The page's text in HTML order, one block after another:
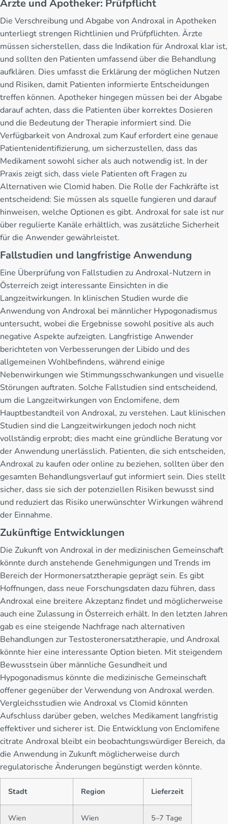
Ärzte und Apotheker: Prüfpflicht
Die Verschreibung und Abgabe von Androxal in Apotheken
unterliegt strengen Richtlinien und Prüfpflichten. Ärzte
müssen sicherstellen, dass die Indikation für Androxal klar ist,
und sollten den Patienten umfassend über die Behandlung
aufklären. Dies umfasst die Erklärung der möglichen Nutzen
und Risiken, damit Patienten informierte Entscheidungen
treffen können. Apotheker hingegen müssen bei der Abgabe
darauf achten, dass die Patienten über korrektes Dosieren
und die Bedeutung der Therapie informiert sind. Die
Verfügbarkeit von Androxal zum Kauf erfordert eine genaue
Patientenidentifizierung, um sicherzustellen, dass das
Medikament sowohl sicher als auch notwendig ist. In der
Praxis zeigt sich, dass viele Patienten oft Fragen zu
Alternativen wie Clomid haben. Die Rolle der Fachkräfte ist
entscheidend: Sie müssen als squelle fungieren und darauf
hinweisen, welche Optionen es gibt. Androxal for sale ist nur
über regulierte Kanäle erhältlich, was zusätzliche Sicherheit
für die Anwender gewährleistet.
Fallstudien und langfristige Anwendung
Eine Überprüfung von Fallstudien zu Androxal-Nutzern in
Österreich zeigt interessante Einsichten in die
Langzeitwirkungen. In klinischen Studien wurde die
Anwendung von Androxal bei männlicher Hypogonadismus
untersucht, wobei die Ergebnisse sowohl positive als auch
negative Aspekte aufzeigten. Langfristige Anwender
berichteten von Verbesserungen der Libido und des
allgemeinen Wohlbefindens, während einige
Nebenwirkungen wie Stimmungsschwankungen und visuelle
Störungen auftraten. Solche Fallstudien sind entscheidend,
um die Langzeitwirkungen von Enclomifene, dem
Hauptbestandteil von Androxal, zu verstehen. Laut klinischen
Studien sind die Langzeitwirkungen jedoch noch nicht
vollständig erprobt; dies macht eine gründliche Beratung vor
der Anwendung unerlässlich. Patienten, die sich entscheiden,
Androxal zu kaufen oder online zu beziehen, sollten über den
gesamten Behandlungsverlauf gut informiert sein. Dies stellt
sicher, dass sie sich der potenziellen Risiken bewusst sind
und reduziert das Risiko unerwünschter Wirkungen während
der Einnahme.
Zukünftige Entwicklungen
Die Zukunft von Androxal in der medizinischen Gemeinschaft
könnte durch anstehende Genehmigungen und Trends im
Bereich der Hormonersatztherapie geprägt sein. Es gibt
Hoffnungen, dass neue Forschungsdaten dazu führen, dass
Androxal eine breitere Akzeptanz findet und möglicherweise
auch eine Zulassung in Österreich erhält. In den letzten Jahren
gab es eine steigende Nachfrage nach alternativen
Behandlungen zur Testosteronersatztherapie, und Androxal
könnte hier eine interessante Option bieten. Mit steigendem
Bewusstsein über männliche Gesundheit und
Hypogonadismus könnte die medizinische Gemeinschaft
offener gegenüber der Verwendung von Androxal werden.
Vergleichsstudien wie Androxal vs Clomid könnten
Aufschluss darüber geben, welches Medikament langfristig
effektiver und sicherer ist. Die Entwicklung von Enclomifene
citrate Androxal bleibt ein beobachtungswürdiger Bereich, da
die Anwendung in Zukunft möglicherweise durch
regulatorische Änderungen begünstigt werden könnte.
Stadt Region Lieferzeit
Wien Wien 5–7 Tage